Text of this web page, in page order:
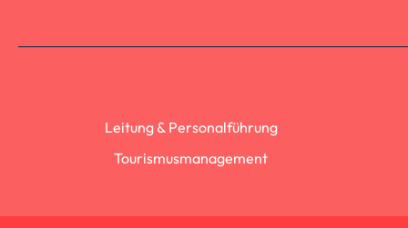
Leitung & Personalführung
Tourismusmanagement